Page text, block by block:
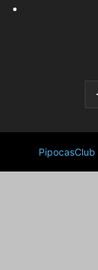
PipocasClub